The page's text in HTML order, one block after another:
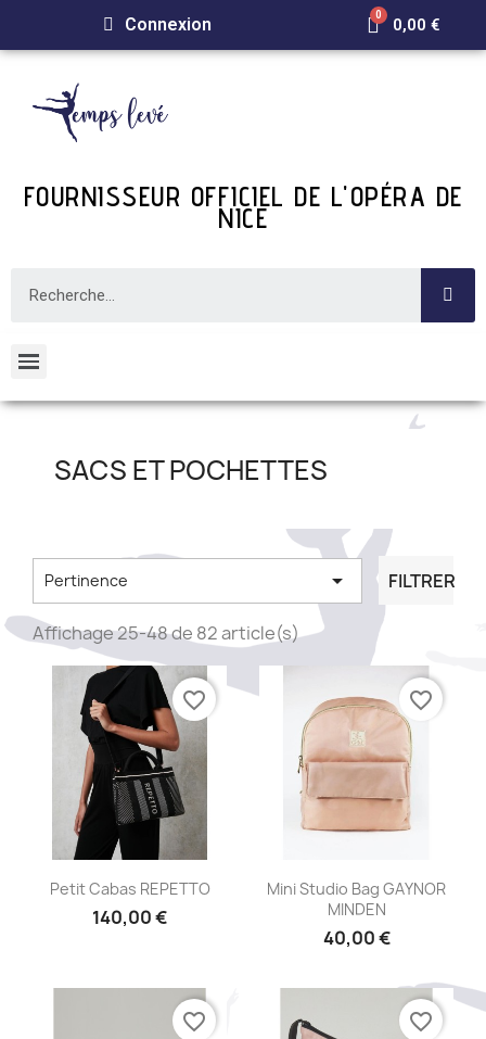
Connexion 0,00 €
FOURNISSEUR OFFICIEL DE L'OPÉRA DE
NICE
SACS ET POCHETTES
Pertinence  FILTRER
Affichage 25-48 de 82 article(s)
Aperçu rapide
Petit Cabas REPETTO
140,00 €
favorite_border
Aperçu rapide
Mini Studio Bag GAYNOR
MINDEN
40,00 €
favorite_border
favorite_border favorite_border